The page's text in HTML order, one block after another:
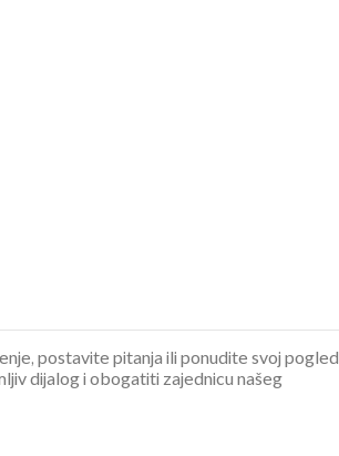
postavite pitanja ili ponudite svoj pogled
dijalog i obogatiti zajednicu našeg